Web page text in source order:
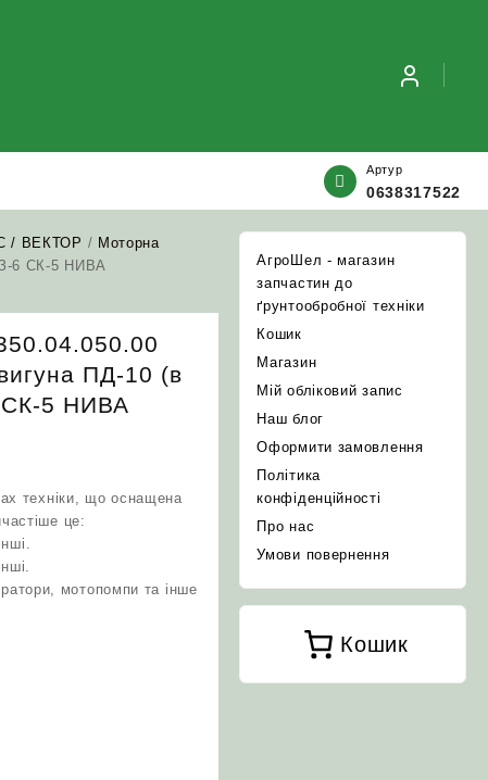
Артур
0638317522
/ ВЕКТОР / Моторна
6 СК-5 НИВА
ПД-10 (в
5 НИВА
техніки, що оснащена
це:
мотопомпи та інше
АгроШел - магазин
запчастин до
ґрунтообробної техніки
Кошик
Магазин
Мій обліковий запис
Наш блог
Оформити замовлення
Політика
конфіденційності
Про нас
Умови повернення
Кошик